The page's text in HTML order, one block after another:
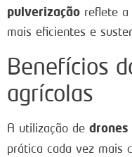
pulverização reflete a
mais eficientes e
Benefícios
agrícolas
A utilização de drones
prática cada vez mais